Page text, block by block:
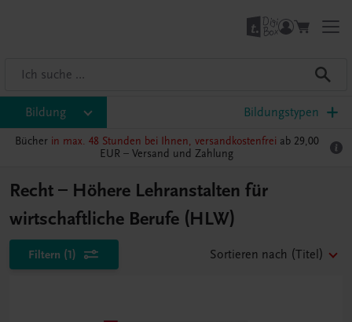
Bildung Bildungstypen
Bücher in max. 48 Stunden bei Ihnen, versandkostenfrei ab 29,00
EUR – Versand und Zahlung
Recht – Höhere Lehranstalten für
wirtschaftliche Berufe (HLW)
Filtern (1) Sortieren nach (Titel)